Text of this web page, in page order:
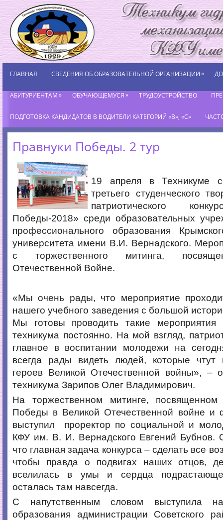
ГЛАВНАЯ СВЕДЕНИЯ ОБ ОБРАЗОВАТЕЛЬНОЙ ОРГАНИЗАЦИИ»
АБИТУРИЕНТАМ» ОБУЧАЮЩЕМУСЯ» ТРУДОУСТРОЙСТВО
ПОДГОТОВКА КАНДИДАТОВ В ВОДИТЕЛИ КАТЕГОРИЙ «В», «С»
Правнуки Победы. 2 тур
19 апреля в Техникуме
третьего студенческого
патриотического
Победы-2018» среди образовательных
профессионального образования
университета имени В.И. Вернадского.
с торжественного митинга,
Отечественной Войне.
«Мы очень рады, что мероприятие
нашего учебного заведения с большой
Мы готовы проводить такие
техникума постоянно. На мой взгляд,
главное в воспитании молодежи на
всегда рады видеть людей, которые
героев Великой Отечественной войны», –
техникума Зарипов Олег Владимирович.
На торжественном митинге,
Победы в Великой Отечественной войне и
выступил проректор по социальной и
КФУ им. В. И. Вернадского Евгений Бубнов.
что главная задача конкурса – сделать все
чтобы правда о подвигах наших отцов,
вселилась в умы и сердца
осталась там навсегда.
С напутственным словом выступила
образования администрации Советского